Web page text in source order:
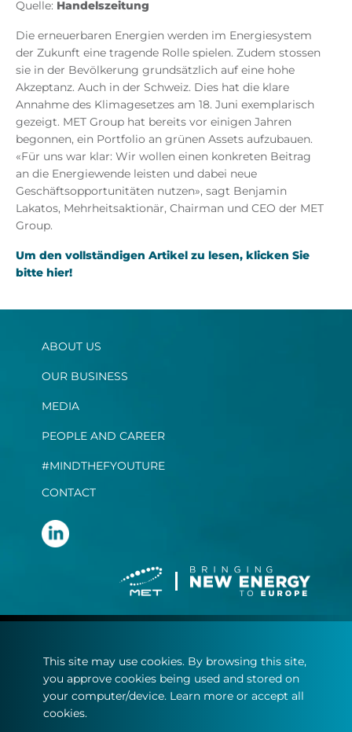
Quelle: Handelszeitung
Die erneuerbaren Energien werden im Energiesystem
der Zukunft eine tragende Rolle spielen. Zudem stossen
sie in der Bevölkerung grundsätzlich auf eine hohe
Akzeptanz. Auch in der Schweiz. Dies hat die klare
Annahme des Klimagesetzes am 18. Juni exemplarisch
gezeigt. MET Group hat bereits vor einigen Jahren
begonnen, ein Portfolio an grünen Assets aufzubauen.
«Für uns war klar: Wir wollen einen konkreten Beitrag
an die Energiewende leisten und dabei neue
Geschäftsopportunitäten nutzen», sagt Benjamin
Lakatos, Mehrheitsaktionär, Chairman und CEO der MET
Group.
Um den vollständigen Artikel zu lesen, klicken Sie
bitte hier!
ABOUT US
OUR BUSINESS
MEDIA
PEOPLE AND CAREER
#MINDTHEFYOUTURE
CONTACT
Privacy statement
Cookie policy
This site may use cookies. By browsing this site,
you approve cookies being used and stored on
your computer/device. Learn more or accept all
cookies.